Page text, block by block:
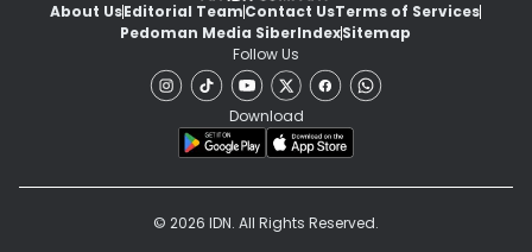
About UsEditorial TeamContact UsTerms of Services
Pedoman Media SiberIndexSitemap
Follow Us
Download
© 2026 IDN. All Rights Reserved.